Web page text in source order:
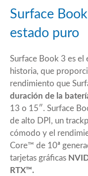
Surface
estado puro
Surface Book 3 es
historia, que
rendimiento que
duración de la
13 o 15″. Surface
de alto DPI, un
cómodo y el
Core™ de 10ª
tarjetas gráficas
RTX™.